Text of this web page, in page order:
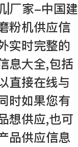
|厂家-中国建
粉机供应信
实时完整的
息大全,包括
直接在线与
时如果您有
想供应,也可
品供应信息